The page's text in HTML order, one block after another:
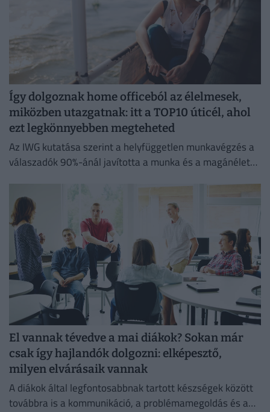
Így dolgoznak home officeból az élelmesek,
miközben utazgatnak: itt a TOP10 úticél, ahol
ezt legkönnyebben megteheted
Az IWG kutatása szerint a helyfüggetlen munkavégzés a
válaszadók 90%-ánál javította a munka és a magánélet
El vannak tévedve a mai diákok? Sokan már
csak így hajlandók dolgozni: elképesztő,
milyen elvárásaik vannak
A diákok által legfontosabbnak tartott készségek között
továbbra is a kommunikáció, a problémamegoldás és a